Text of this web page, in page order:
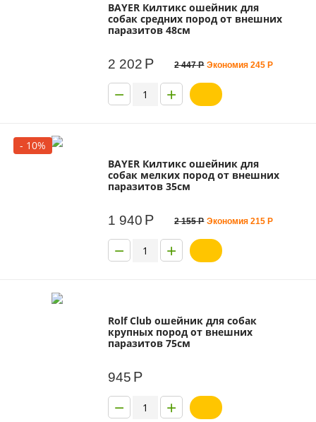
BAYER Килтикс ошейник для
собак средних пород от внешних
паразитов 48см
2 202 Р 2 447 Р Экономия245 Р
+
−
- 10%
BAYER Килтикс ошейник для
собак мелких пород от внешних
паразитов 35см
1 940 Р 2 155 Р Экономия215 Р
+
−
Rolf Club ошейник для собак
крупных пород от внешних
паразитов 75см
945 Р
+
−